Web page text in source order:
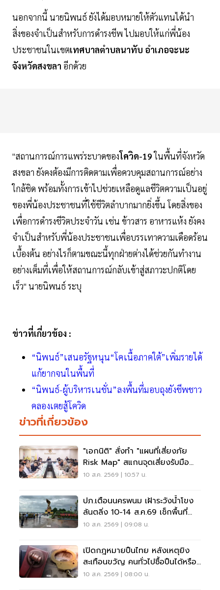
นอกจากนี้ นายนิพนธ์ ยังได้มอบหมายให้ตัวแทนได้นำ
สิ่งของจำเป็นสำหรับการดำรงชีพ ไปมอบให้แก่พี่น้อง
ประชาชนในเขตเทศบาลตำบลนาทับ อำเภอจะนะ
จังหวัดสงขลา อีกด้วย
"สถานการณ์การแพร่ระบาดของโควิด-19ในพื้นที่จังหวัด
สงขลา ยังคงต้องมีการติดตามเพื่อควบคุมสถานการณ์อย่าง
ใกล้ชิด พร้อมทั้งการเข้าไปช่วยเหลือดูแลชีวิตความเป็นอยู่
ของพี่น้องประชาชนที่ใช้ชีวิตลำบากมากยิ่งขึ้น โดยสิ่งของ
เพื่อการดำรงชีวิตประจำวัน เช่น ข้าวสาร อาหารแห้ง ยังคง
จำเป็นสำหรับพี่น้องประชาชนเพื่อบรรเทาความเดือดร้อน
เบื้องต้น อย่างไรก็ตามขณะนี้ทุกฝ่ายต่างได้ช่วยกันทำงาน
อย่างเต็มที่เพื่อให้สถานการณ์กลับเข้าสู่สภาวะปกติโดย
เร็ว" นายนิพนธ์ ระบุ
ข่าวที่เกี่ยวข้อง :
“นิพนธ์”เสนอรัฐหนุน“โคเนื้อภาคใต้”เพิ่มรายได้
แก้ยากจนในพื้นที่
“นิพนธ์-ผู้บริหารเนชั่น”ลงพื้นที่มอบถุงยังชีพชาว
คลองเตยสู้โควิด
ข่าวที่เกี่ยวข้อง
"เอกนิติ" สั่งทำ "แผนที่เสี่ยงภัย
Risk Map" สแกนจุดเสี่ยงรับมือน้ำ
ท่วม
10 ส.ค. 2569 | 10:57 น.
ปภ.เตือนนครพนม เฝ้าระวังน้ำโขง
ล้นตลิ่ง 10-14 ส.ค.69 เช็กพื้นที่
เสี่ยงด่วน
10 ส.ค. 2569 | 09:08 น.
เปิดกฎหมายปืนไทย หลังเหตุยิง
สะเทือนขวัญ คนทั่วไปซื้อปืนได้หรือ
ไม่?
10 ส.ค. 2569 | 08:00 น.